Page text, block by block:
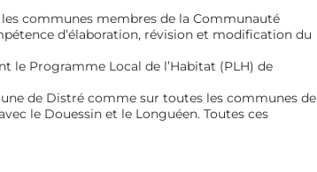
les communes membres de la Communauté
d’élaboration, révision et modification du
le Programme Local de l’Habitat (PLH) de
de Distré comme sur toutes les communes de
le Douessin et le Longuéen. Toutes ces